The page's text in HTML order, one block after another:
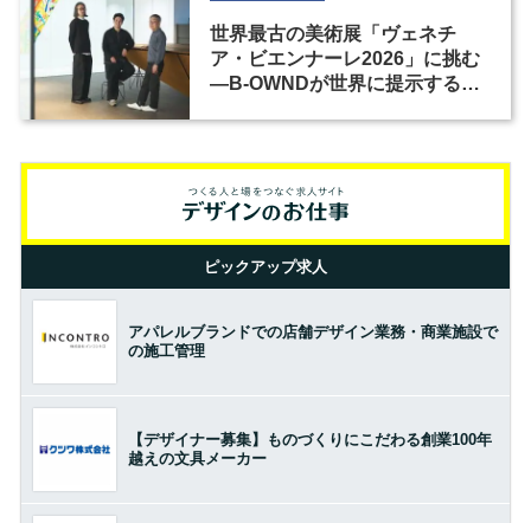
世界最古の美術展「ヴェネチ
ア・ビエンナーレ2026」に挑む
―B-OWNDが世界に提示する美
ピックアップ求人
アパレルブランドでの店舗デザイン業務・商業施設で
の施工管理
【デザイナー募集】ものづくりにこだわる創業100年
越えの文具メーカー